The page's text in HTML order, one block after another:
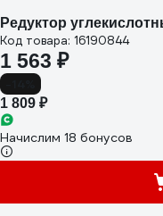
Редуктор
Код товара: 16190844
1 563 ₽
1 809 ₽
Начислим 18 бонусов